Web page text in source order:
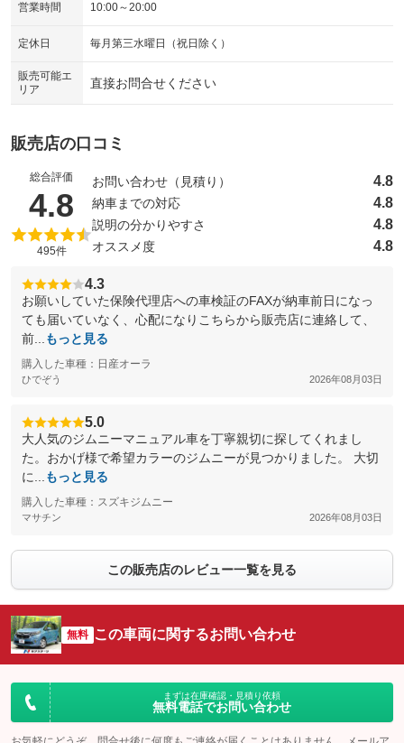
営業時間 10:00～20:00
定休日 毎月第三水曜日（祝日除く）
販売可能エ
リア
直接お問合せください
販売店の口コミ
総合評価
4.8 （5点満点中）
495件
お問い合わせ（見積り） 4.8
納車までの対応 4.8
説明の分かりやすさ 4.8
オススメ度 4.8
4.3
お願いしていた保険代理店への車検証のFAXが納車前日になっ
ても届いていなく、心配になりこちらから販売店に連絡して、
前...
もっと見る
購入した車種：日産オーラ
ひでぞう 2026年08月03日
5.0
大人気のジムニーマニュアル車を丁寧親切に探してくれまし
た。おかげ様で希望カラーのジムニーが見つかりました。 大切
に...
もっと見る
購入した車種：スズキジムニー
マサチン 2026年08月03日
この販売店のレビュー一覧を見る
無料 この車両に関するお問い合わせ
まずは在庫確認・見積り依頼
無料電話でお問い合わせ